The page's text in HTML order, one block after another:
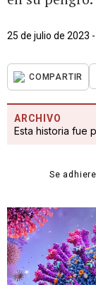
25 de julio de 2023
COMPARTIR
ARCHIVO
Esta historia fue
Se